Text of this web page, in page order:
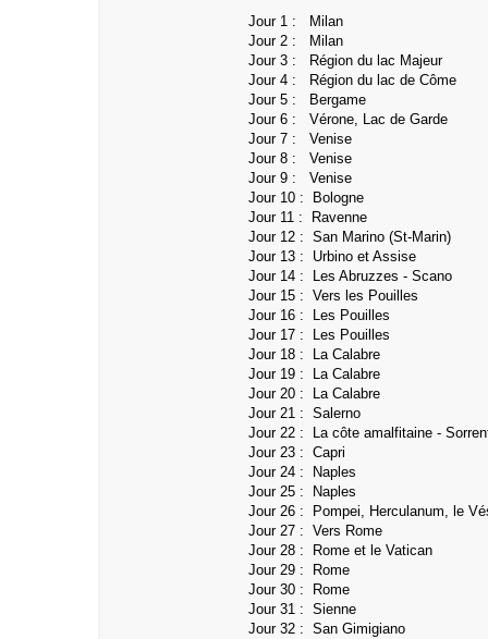
Jour 1 : Milan
Jour 2 : Milan
Jour 3 : Région du lac Majeur
Jour 4 : Région du lac de Côme
Jour 5 : Bergame
Jour 6 : Vérone, Lac de Garde
Jour 7 : Venise
Jour 8 : Venise
Jour 9 : Venise
Jour 10 : Bologne
Jour 11 : Ravenne
Jour 12 : San Marino (St-Marin)
Jour 13 : Urbino et Assise
Jour 14 : Les Abruzzes - Scano
Jour 15 : Vers les Pouilles
Jour 16 :
Les Pouilles
Jour 17 : Les Pouilles
Jour 18 : La Calabre
Jour 19 : La Calabre
Jour 20 : La Calabre
Jour 21 : Salerno
Jour 22 : La côte amalfitaine -
Jour 23 : Capri
Jour 24 :
Naples
Jour 25 :
Naples
Jour 26 : Pompei, Herculanum, le
Jour 27 : Vers Rome
Jour 28 : Rome et le Vatican
Jour 29 : Rome
Jour 30 : Rome
Jour 31 : Sienne
Jour 32 : San Gimigiano